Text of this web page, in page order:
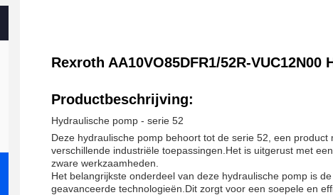
Rexroth AA10VO85DFR1/52R-
Productbeschrijving:
Hydraulische pomp - serie 52
Deze hydraulische pomp behoort tot de serie 52, een
verschillende industriële toepassingen.Het is uitgerust met
zware werkzaamheden.
Het belangrijkste onderdeel van deze hydraulische pomp is
geavanceerde technologieën.Dit zorgt voor een soepele en